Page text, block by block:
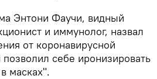
Энтони Фаучи, видный
и иммунолог, назвал
от коронавирусной
себе иронизировать
масках".